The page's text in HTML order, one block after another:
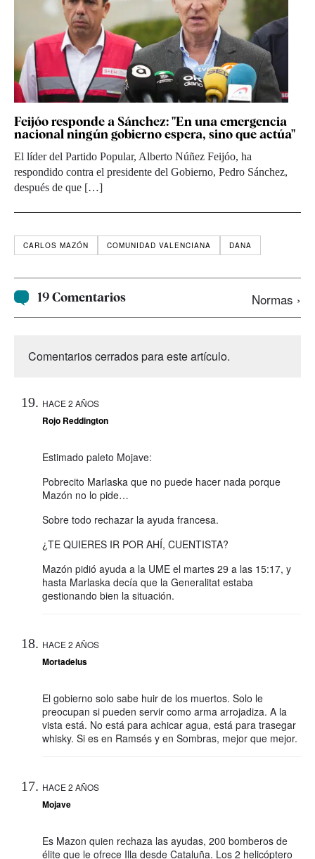
Feijóo responde a Sánchez: "En una emergencia
nacional ningún gobierno espera, sino que actúa"
El líder del Partido Popular, Alberto Núñez Feijóo, ha
respondido contra el presidente del Gobierno, Pedro Sánchez,
después de que […]
CARLOS MAZÓN COMUNIDAD VALENCIANA DANA
19 Comentarios Normas ›
Comentarios cerrados para este artículo.
HACE 2 AÑOS
Rojo Reddington
Estimado paleto Mojave:
Pobrecito Marlaska que no puede hacer nada porque
Mazón no lo pide…
Sobre todo rechazar la ayuda francesa.
¿TE QUIERES IR POR AHÍ, CUENTISTA?
Mazón pidió ayuda a la UME el martes 29 a las 15:17, y
hasta Marlaska decía que la Generalitat estaba
gestionando bien la situación.
HACE 2 AÑOS
Mortadelus
El gobierno solo sabe huir de los muertos. Solo le
preocupan si pueden servir como arma arrojadiza. A la
vista está. No está para achicar agua, está para trasegar
whisky. Si es en Ramsés y en Sombras, mejor que mejor.
HACE 2 AÑOS
Mojave
Es Mazon quien rechaza las ayudas, 200 bomberos de
élite que le ofrece Illa desde Cataluña. Los 2 helicóptero